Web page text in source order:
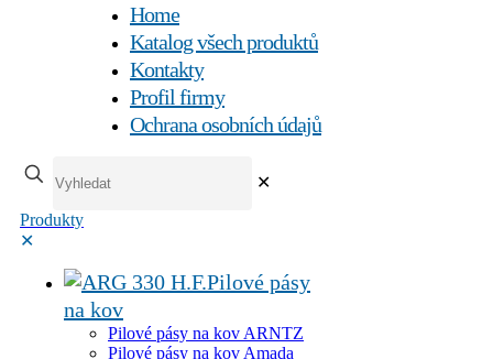
Home
Katalog všech produktů
Kontakty
Profil firmy
Ochrana osobních údajů
✕
Produkty
✕
Pilové pásy
na kov
Pilové pásy na kov ARNTZ
Pilové pásy na kov Amada